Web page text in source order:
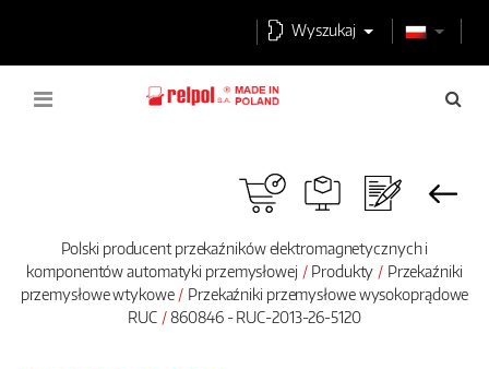
Wyszukaj
Polski producent przekaźników elektromagnetycznych i
komponentów automatyki przemysłowej
Produkty
Przekaźniki
przemysłowe wtykowe
Przekaźniki przemysłowe wysokoprądowe
RUC
860846 - RUC-2013-26-5120